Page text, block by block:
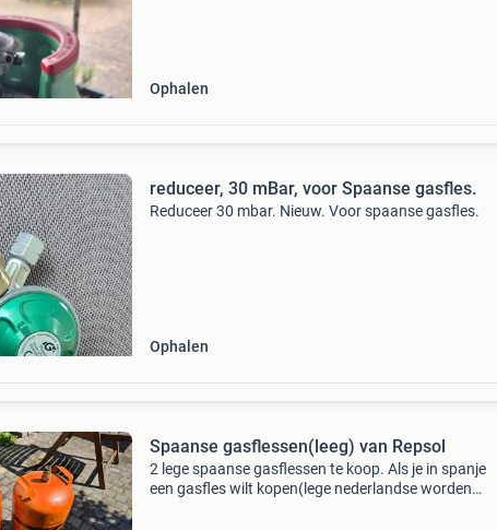
Ophalen
reduceer, 30 mBar, voor Spaanse gasfles.
Reduceer 30 mbar. Nieuw. Voor spaanse gasfles.
Ophalen
Spaanse gasflessen(leeg) van Repsol
2 lege spaanse gasflessen te koop. Als je in spanje
een gasfles wilt kopen(lege nederlandse worden